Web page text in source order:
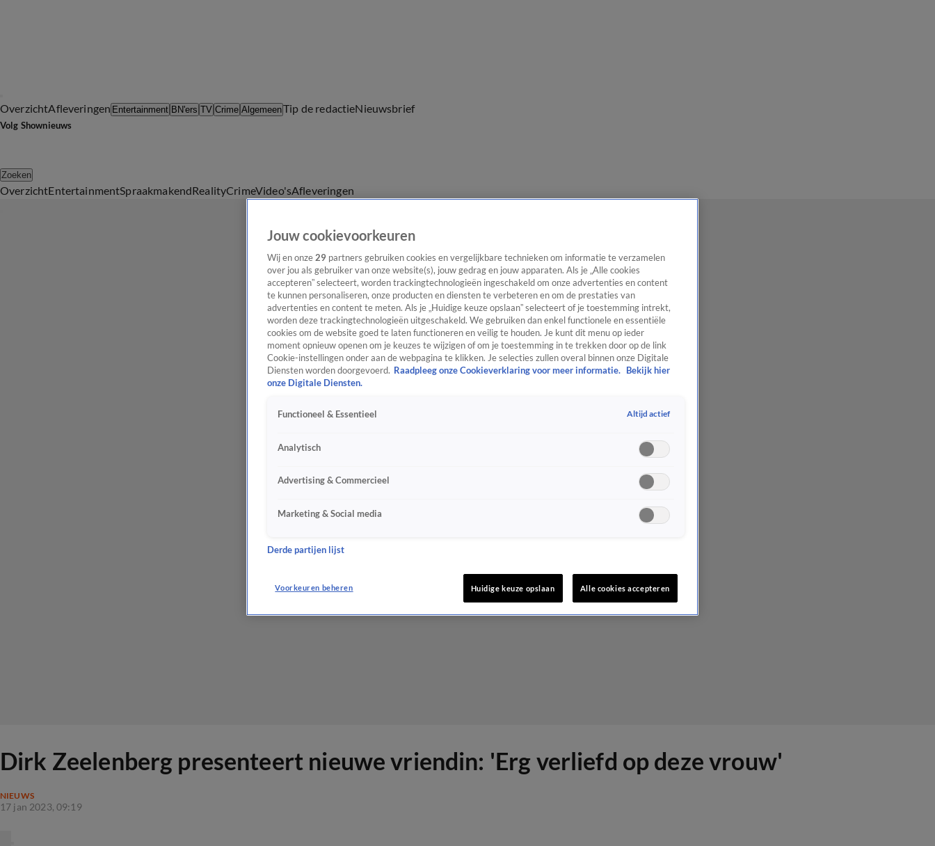
OverzichtAfleveringen Entertainment BN'ers TV Crime AlgemeenTip de redactieNieuwsbrief
Volg Shownieuws
Zoeken
OverzichtEntertainmentSpraakmakendRealityCrimeVideo'sAfleveringen
Dirk Zeelenberg presenteert nieuwe vriendin: 'Erg verliefd op deze vrouw'
NIEUWS
17 jan 2023, 09:19
Jouw cookievoorkeuren
Wij en onze 29 partners gebruiken cookies en vergelijkbare technieken om informatie te verzamelen
over jou als gebruiker van onze website(s), jouw gedrag en jouw apparaten. Als je „Alle cookies
accepteren” selecteert, worden trackingtechnologieën ingeschakeld om onze advertenties en content
te kunnen personaliseren, onze producten en diensten te verbeteren en om de prestaties van
advertenties en content te meten. Als je „Huidige keuze opslaan” selecteert of je toestemming intrekt,
worden deze trackingtechnologieën uitgeschakeld. We gebruiken dan enkel functionele en essentiële
cookies om de website goed te laten functioneren en veilig te houden. Je kunt dit menu op ieder
moment opnieuw openen om je keuzes te wijzigen of om je toestemming in te trekken door op de link
Cookie-instellingen onder aan de webpagina te klikken. Je selecties zullen overal binnen onze Digitale
Diensten worden doorgevoerd. Raadpleeg onze Cookieverklaring voor meer informatie.
Bekijk hier
onze Digitale Diensten.
Functioneel & Essentieel Altijd actief
Analytisch
Advertising & Commercieel
Marketing & Social media
Derde partijen lijst
Voorkeuren beheren Huidige keuze opslaan Alle cookies accepteren